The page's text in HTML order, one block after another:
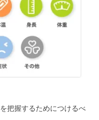
把握するためにつけるべ